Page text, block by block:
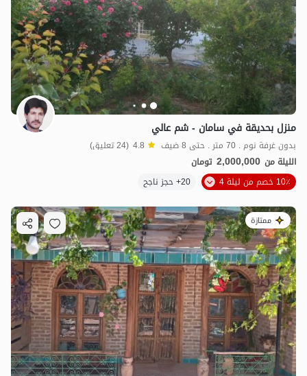
منزل بحديقة في سامان - شم عالي
بدون غرفة نوم . 70 متر . حتى 8 ضيف 4.8 (24 تعليق)
الليلة من 2,000,000 تومان
10٪ خصم من ليلة 4
20+ حجز ناجح
ممتازة